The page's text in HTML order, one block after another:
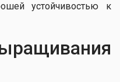
устойчивостью к